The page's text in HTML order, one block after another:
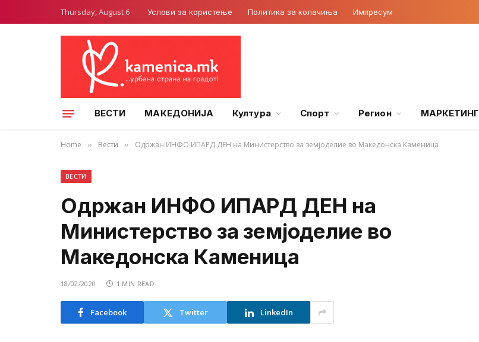
Thursday, August 6 Услови за користење Политика за колачиња Импресум
ВЕСТИ МАКЕДОНИЈА Култура Спорт Регион МАРКЕТИНГ
Home » Вести » Одржан ИНФО ИПАРД ДЕН на Министерство за земјоделие во Македонска Каменица
ВЕСТИ
Одржан ИНФО ИПАРД ДЕН на
Министерство за земјоделие во
Македонска Каменица
18/02/2020 1 MIN READ
Facebook Twitter LinkedIn